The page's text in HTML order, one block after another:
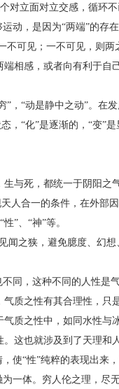
对立面对立交感，循环
，是因为“两端”的存在
可见；一不可见，则两
相感，或者向有利于自
“动是静中之动”。在
，“化”是逐渐的，“变”
死，都统一于阴阳之气
人合一的条件，在外部
”、“神”等。
之狭，避免臆度、幻想
同，这种不同的人性是
质之性有其合理性，只
质之性中，如同水性与
这也就涉及到了天理和
使“性”纯粹的表现出来
一体。穷人伦之理，尽